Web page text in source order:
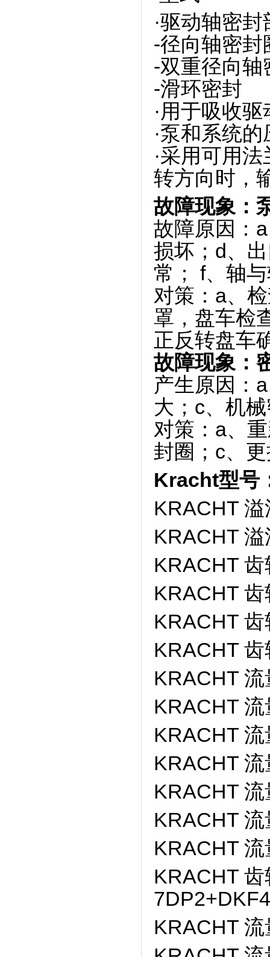
·驱动轴密
-径向轴密封
-双重径向轴
-滑环密封
·用于吸收
·泵和系统
·采用可用
转方向时，
故障现象：
故障原因：
损坏；d、
常； f、轴
对策：a、
罩，盘车检
正反转盘车
故障现象：
产生原因：
大；c、机
对策：a、
封圈；c、
Kracht型号
KRACHT
KRACHT
KRACHT
KRACHT
KRACHT
KRACHT
KRACHT
KRACHT
KRACHT
KRACHT
KRACHT
KRACHT
KRACHT
KRACHT
KRACHT